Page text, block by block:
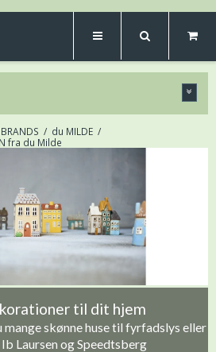
BRANDS / du MILDE /
fra du Milde
til dit hjem
skønne huse til fyrfadslys eller
Laursen og Speedtsberg